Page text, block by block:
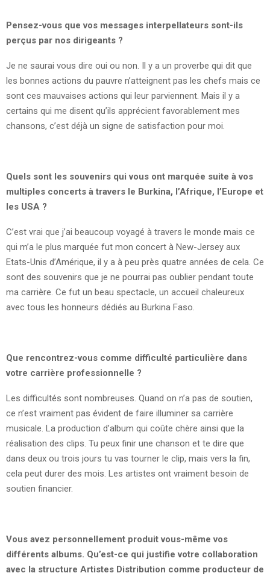
Pensez-vous que vos messages interpellateurs sont-ils
perçus par nos dirigeants ?
Je ne saurai vous dire oui ou non. Il y a un proverbe qui dit que
les bonnes actions du pauvre n’atteignent pas les chefs mais ce
sont ces mauvaises actions qui leur parviennent. Mais il y a
certains qui me disent qu’ils apprécient favorablement mes
chansons, c’est déjà un signe de satisfaction pour moi.
Quels sont les souvenirs qui vous ont marquée suite à vos
multiples concerts à travers le Burkina, l’Afrique, l’Europe et
les USA ?
C’est vrai que j’ai beaucoup voyagé à travers le monde mais ce
qui m’a le plus marquée fut mon concert à New-Jersey aux
Etats-Unis d’Amérique, il y a à peu près quatre années de cela. Ce
sont des souvenirs que je ne pourrai pas oublier pendant toute
ma carrière. Ce fut un beau spectacle, un accueil chaleureux
avec tous les honneurs dédiés au Burkina Faso.
Que rencontrez-vous comme difficulté particulière dans
votre carrière professionnelle ?
Les difficultés sont nombreuses. Quand on n’a pas de soutien,
ce n’est vraiment pas évident de faire illuminer sa carrière
musicale. La production d’album qui coûte chère ainsi que la
réalisation des clips. Tu peux finir une chanson et te dire que
dans deux ou trois jours tu vas tourner le clip, mais vers la fin,
cela peut durer des mois. Les artistes ont vraiment besoin de
soutien financier.
Vous avez personnellement produit vous-même vos
différents albums. Qu’est-ce qui justifie votre collaboration
avec la structure Artistes Distribution comme producteur de